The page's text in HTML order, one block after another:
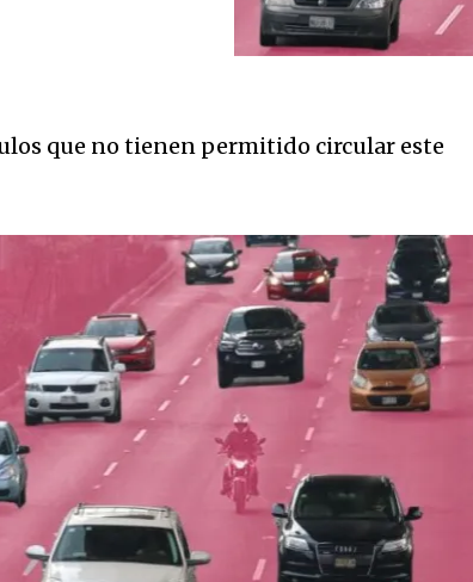
que no tienen permitido circular este